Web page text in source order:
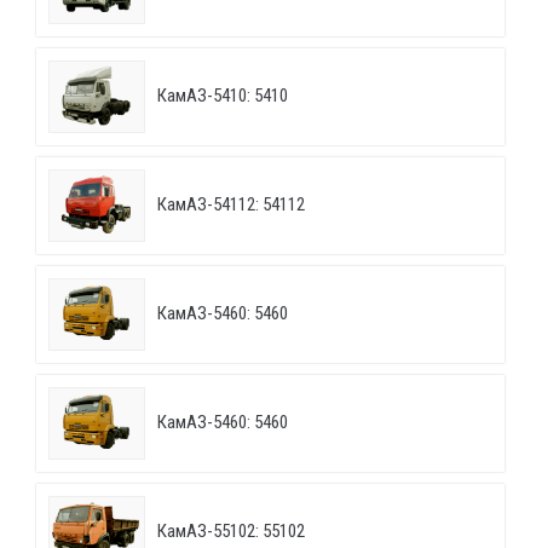
КамАЗ-5410: 5410
КамАЗ-54112: 54112
КамАЗ-5460: 5460
КамАЗ-5460: 5460
КамАЗ-55102: 55102